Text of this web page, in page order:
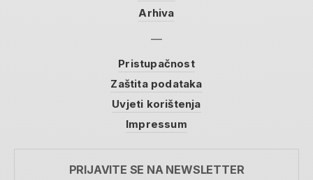
Arhiva
Pristupačnost
Zaštita podataka
Uvjeti korištenja
Impressum
PRIJAVITE SE NA NEWSLETTER